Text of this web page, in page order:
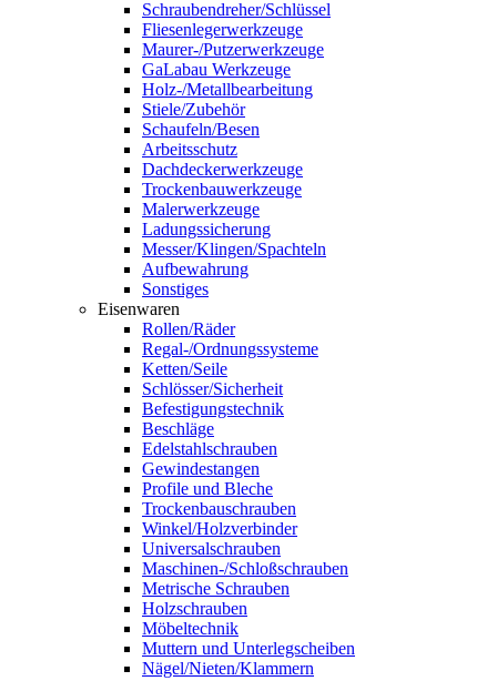
Schraubendreher/Schlüssel
Fliesenlegerwerkzeuge
Maurer-/Putzerwerkzeuge
GaLabau Werkzeuge
Holz-/Metallbearbeitung
Stiele/Zubehör
Schaufeln/Besen
Arbeitsschutz
Dachdeckerwerkzeuge
Trockenbauwerkzeuge
Malerwerkzeuge
Ladungssicherung
Messer/Klingen/Spachteln
Aufbewahrung
Sonstiges
Eisenwaren
Rollen/Räder
Regal-/Ordnungssysteme
Ketten/Seile
Schlösser/Sicherheit
Befestigungstechnik
Beschläge
Edelstahlschrauben
Gewindestangen
Profile und Bleche
Trockenbauschrauben
Winkel/Holzverbinder
Universalschrauben
Maschinen-/Schloßschrauben
Metrische Schrauben
Holzschrauben
Möbeltechnik
Muttern und Unterlegscheiben
Nägel/Nieten/Klammern